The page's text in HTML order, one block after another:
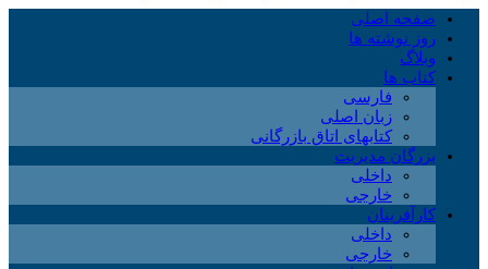
صفحه اصلی
روز نوشته ها
وبلاگ
کتاب ها
فارسی
زبان اصلی
کتابهای اتاق بازرگانی
بزرگان مدیریت
داخلی
خارجی
کارآفرینان
داخلی
خارجی